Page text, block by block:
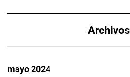
Archivos
mayo 2024